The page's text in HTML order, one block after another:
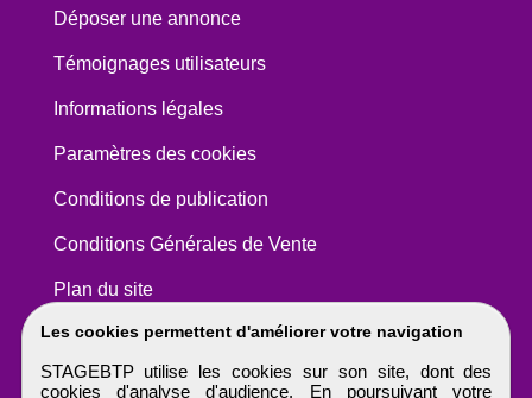
Les cookies permettent d'améliorer votre navigation
STAGEBTP utilise les cookies sur son site, dont des
cookies d'analyse d'audience. En poursuivant votre
Déposer une annonce
Témoignages utilisateurs
Informations légales
Paramètres des cookies
Conditions de publication
Conditions Générales de Vente
Plan du site